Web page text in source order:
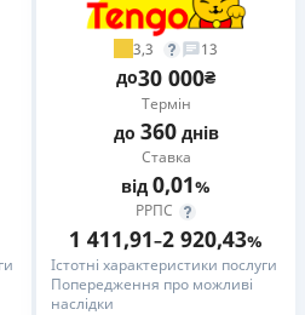
3,3 13
до30 000₴
Термін
до 360днів
Ставка
від 0,01%
РРПС
1 411,91–2 920,43%
Істотні характеристики послуги
Попередження про можливі
наслідки